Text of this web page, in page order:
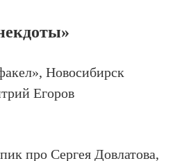
Новосибирск
Егоров
про Сергея Довлатова,